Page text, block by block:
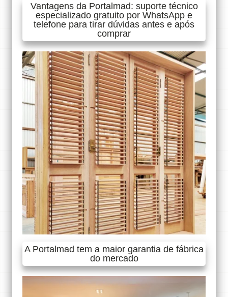
Vantagens da Portalmad: suporte técnico
especializado gratuito por WhatsApp e
telefone para tirar dúvidas antes e após
comprar
A Portalmad tem a maior garantia de fábrica
do mercado